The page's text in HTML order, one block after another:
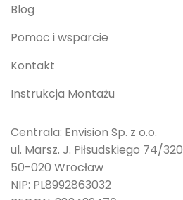
Blog
Pomoc i wsparcie
Kontakt
Instrukcja Montażu
Centrala: Envision Sp. z o.o.
ul. Marsz. J. Piłsudskiego 74/320
50-020 Wrocław
NIP: PL8992863032